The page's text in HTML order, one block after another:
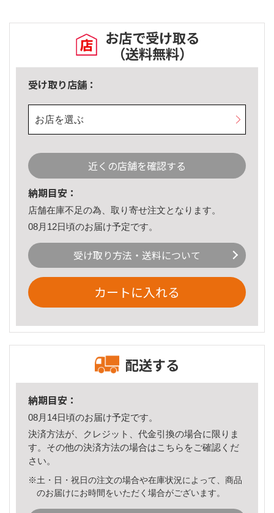
お店で受け取る
（送料無料）
受け取り店舗：
お店を選ぶ
近くの店舗を確認する
納期目安：
店舗在庫不足の為、取り寄せ注文となります。
08月12日頃のお届け予定です。
受け取り方法・送料について
カートに入れる
配送する
納期目安：
08月14日頃のお届け予定です。
決済方法が、クレジット、代金引換の場合に限りま
す。その他の決済方法の場合はこちら をご確認くだ
さい。
※土・日・祝日の注文の場合や在庫状況によって、商品
のお届けにお時間をいただく場合がございます。